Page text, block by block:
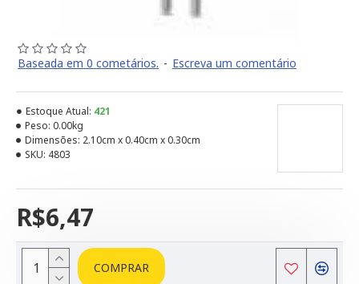
Baseada em 0 cometários. - Escreva um comentário
R$6,47
Estoque Atual: 421
Peso: 0.00kg
Dimensões: 2.10cm x 0.40cm x 0.30cm
SKU: 4803
COMPRAR